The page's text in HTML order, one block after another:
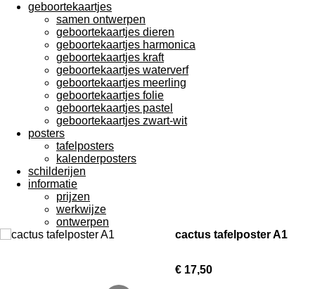
geboortekaartjes
samen ontwerpen
geboortekaartjes dieren
geboortekaartjes harmonica
geboortekaartjes kraft
geboortekaartjes waterverf
geboortekaartjes meerling
geboortekaartjes folie
geboortekaartjes pastel
geboortekaartjes zwart-wit
posters
tafelposters
kalenderposters
schilderijen
informatie
prijzen
werkwijze
ontwerpen
cactus tafelposter A1
€ 17,50